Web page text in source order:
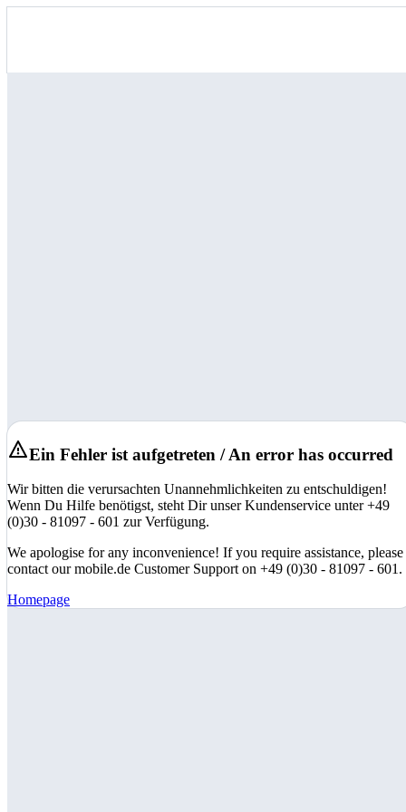
Ein Fehler ist aufgetreten / An error has occurred
Wir bitten die verursachten Unannehmlichkeiten zu entschuldigen!
Wenn Du Hilfe benötigst, steht Dir unser Kundenservice unter +49
(0)30 - 81097 - 601 zur Verfügung.
We apologise for any inconvenience! If you require assistance, please
contact our mobile.de Customer Support on +49 (0)30 - 81097 - 601.
Homepage